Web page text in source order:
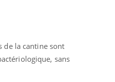
de la cantine sont
sans